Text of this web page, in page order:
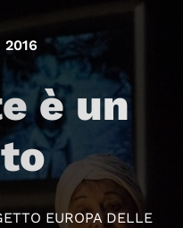
è un
EUROPA DELLE